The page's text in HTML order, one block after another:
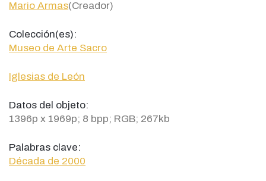
Mario Armas(Creador)
Colección(es):
Museo de Arte Sacro
Iglesias de León
Datos del objeto:
1396p x 1969p; 8 bpp; RGB; 267kb
Palabras clave:
Década de 2000